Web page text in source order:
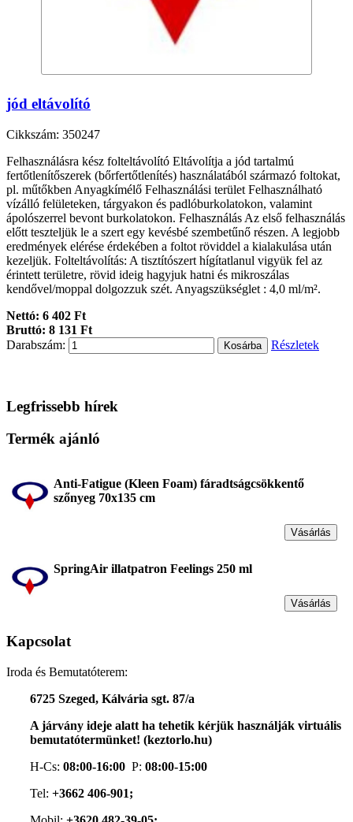
jód eltávolító
Cikkszám: 350247
Felhasználásra kész folteltávolító Eltávolítja a jód tartalmú
fertőtlenítőszerek (bőrfertőtlenítés) használatából származó foltokat,
pl. műtőkben Anyagkímélő Felhasználási terület Felhasználható
vízálló felületeken, tárgyakon és padlóburkolatokon, valamint
ápolószerrel bevont burkolatokon. Felhasználás Az első felhasználás
előtt teszteljük le a szert egy kevésbé szembetűnő részen. A legjobb
eredmények elérése érdekében a foltot röviddel a kialakulása után
kezeljük. Folteltávolítás: A tisztítószert hígítatlanul vigyük fel az
érintett területre, rövid ideig hagyjuk hatni és mikroszálas
kendővel/moppal dolgozzuk szét. Anyagszükséglet : 4,0 ml/m².
Nettó: 6 402 Ft
Bruttó: 8 131 Ft
Darabszám:
Részletek
Legfrissebb hírek
Termék ajánló
Anti-Fatigue (Kleen Foam) fáradtságcsökkentő
szőnyeg 70x135 cm
Vásárlás
SpringAir illatpatron Feelings 250 ml
Vásárlás
Kapcsolat
Iroda és Bemutatóterem:
6725 Szeged, Kálvária sgt. 87/a
A járvány ideje alatt ha tehetik kérjük használják virtuális
bemutatótermünket! (keztorlo.hu)
H-Cs: 08:00-16:00 P: 08:00-15:00
Tel: +3662 406-901;